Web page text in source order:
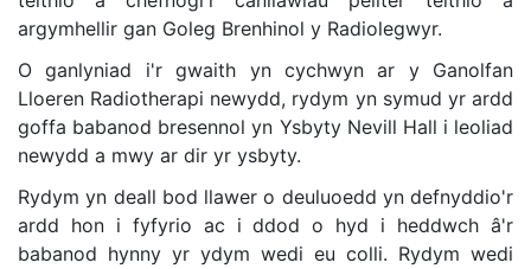
argymhellir gan Goleg Brenhinol y Radiolegwyr.
O ganlyniad i'r gwaith yn cychwyn ar y Ganolfan
Lloeren Radiotherapi newydd, rydym yn symud yr ardd
goffa babanod bresennol yn Ysbyty Nevill Hall i leoliad
newydd a mwy ar dir yr ysbyty.
Rydym yn deall bod llawer o deuluoedd yn defnyddio'r
ardd hon i fyfyrio ac i ddod o hyd i heddwch â'r
babanod hynny yr ydym wedi eu colli. Rydym wedi